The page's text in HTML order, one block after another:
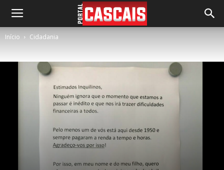
Início Cidadania